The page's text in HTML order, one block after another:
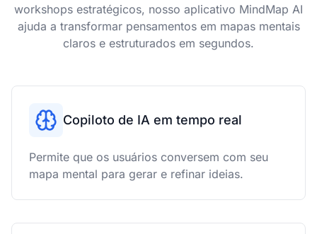
workshops estratégicos, nosso aplicativo MindMap AI
ajuda a transformar pensamentos em mapas mentais
claros e estruturados em segundos.
Copiloto de IA em tempo real
Permite que os usuários conversem com seu
mapa mental para gerar e refinar ideias.